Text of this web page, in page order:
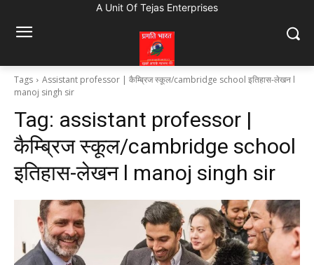
A Unit Of Tejas Enterprises
Tags
Assistant professor | कैम्ब्रिज स्कूल/cambridge school इतिहास-लेखन l
manoj singh sir
Tag: assistant professor |
कैम्ब्रिज स्कूल/cambridge school
इतिहास-लेखन l manoj singh sir